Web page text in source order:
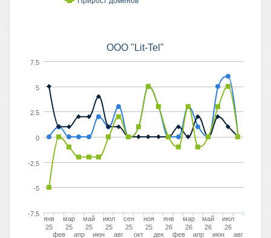
OOO "Lit-Tel"
янв
25
фев
мар
25
апр
май
25
июн
июл
25
авг
сен
25
окт
ноя
25
дек
янв
26
фев
мар
26
апр
май
26
июн
июл
26
авг
-7.5
-5
-2.5
0
2.5
5
7.5